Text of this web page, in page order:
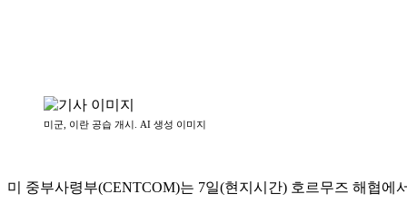
미군, 이란 공습 개시. AI 생성 이미지
미 중부사령부(CENTCOM)는 7일(현지시간) 호르무즈 해협